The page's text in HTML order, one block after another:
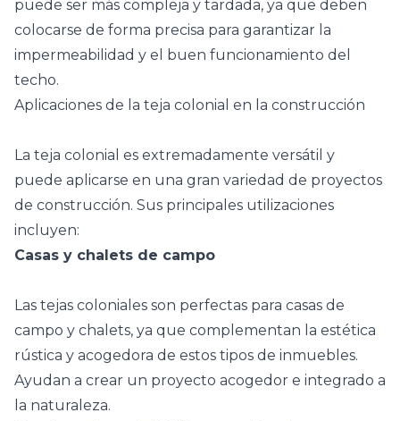
puede ser más compleja y tardada, ya que deben
colocarse de forma precisa para garantizar la
impermeabilidad y el buen funcionamiento del
techo.
Aplicaciones de la teja colonial en la construcción
La teja colonial es extremadamente versátil y
puede aplicarse en una gran variedad de proyectos
de construcción. Sus principales utilizaciones
incluyen:
Casas y chalets de campo
Las tejas coloniales son perfectas para casas de
campo y chalets, ya que complementan la estética
rústica y acogedora de estos tipos de inmuebles.
Ayudan a crear un proyecto acogedor e integrado a
la naturaleza.